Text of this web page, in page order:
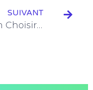
SUIVANT
Bien Choisir son Motoréducteur